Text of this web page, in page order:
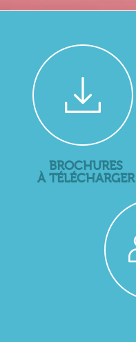
BROCHURES
À TÉLÉCHARGER